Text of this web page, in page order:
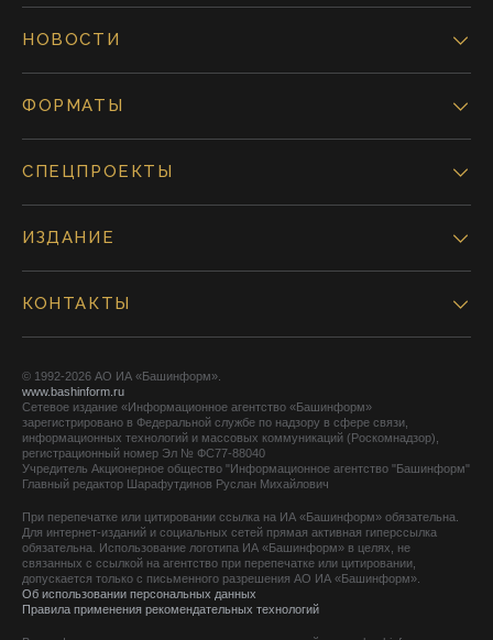
НОВОСТИ
ФОРМАТЫ
СПЕЦПРОЕКТЫ
ИЗДАНИЕ
КОНТАКТЫ
© 1992-2026 АО ИА «Башинформ».
www.bashinform.ru
Сетевое издание «Информационное агентство «Башинформ»
зарегистрировано в Федеральной службе по надзору в сфере связи,
информационных технологий и массовых коммуникаций (Роскомнадзор),
регистрационный номер Эл № ФС77-88040
Учредитель Акционерное общество "Информационное агентство "Башинформ"
Главный редактор Шарафутдинов Руслан Михайлович
При перепечатке или цитировании ссылка на ИА «Башинформ» обязательна.
Для интернет-изданий и социальных сетей прямая активная гиперссылка
обязательна. Использование логотипа ИА «Башинформ» в целях, не
связанных с ссылкой на агентство при перепечатке или цитировании,
допускается только с письменного разрешения АО ИА «Башинформ».
Об использовании персональных данных
Правила применения рекомендательных технологий